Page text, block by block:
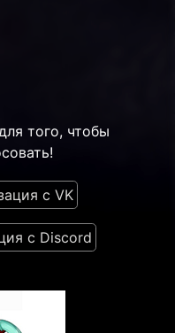
того, чтобы
с VK
с Discord